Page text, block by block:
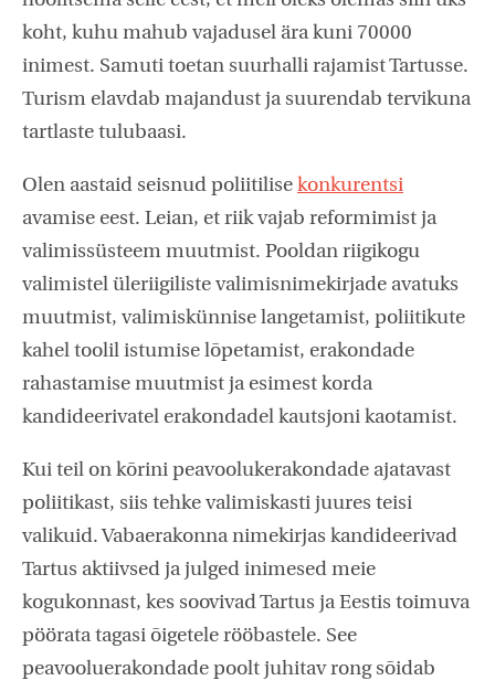
koht, kuhu mahub vajadusel ära kuni 70000
inimest. Samuti toetan suurhalli rajamist Tartusse.
Turism elavdab majandust ja suurendab tervikuna
tartlaste tulubaasi.
Olen aastaid seisnud poliitilise konkurentsi
avamise eest. Leian, et riik vajab reformimist ja
valimissüsteem muutmist. Pooldan riigikogu
valimistel üleriigiliste valimisnimekirjade avatuks
muutmist, valimiskünnise langetamist, poliitikute
kahel toolil istumise lõpetamist, erakondade
rahastamise muutmist ja esimest korda
kandideerivatel erakondadel kautsjoni kaotamist.
Kui teil on kõrini peavoolukerakondade ajatavast
poliitikast, siis tehke valimiskasti juures teisi
valikuid. Vabaerakonna nimekirjas kandideerivad
Tartus aktiivsed ja julged inimesed meie
kogukonnast, kes soovivad Tartus ja Eestis toimuva
pöörata tagasi õigetele rööbastele. See
peavooluerakondade poolt juhitav rong sõidab